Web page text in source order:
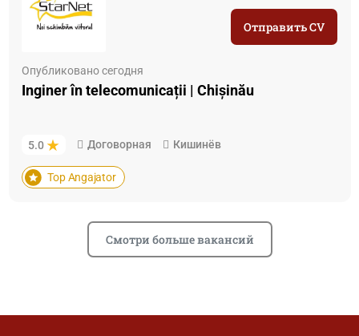
Опубликовано сегодня
Inginer în telecomunicații | Chișinău
5.0 Договорная Кишинёв
Top Angajator
Отправить CV
Смотри больше вакансий